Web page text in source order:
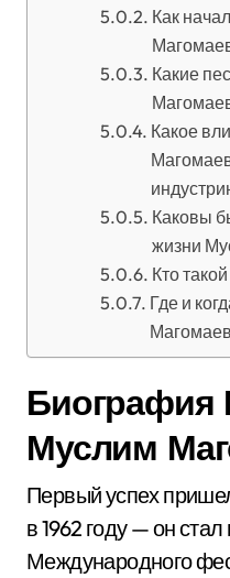
Как
Какие
Какое
Каковы
жизни
Кто
Где и
Биография
Муслим
Первый успех
в 1962 году — он
Международного